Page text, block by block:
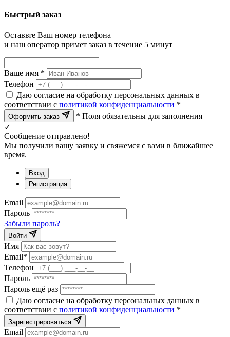
Быстрый заказ
Оставьте Ваш номер телефона
и наш оператор примет заказ в течение 5 минут
Ваше имя *
Телефон
Даю согласие на обработку персональных данных в
соответствии с политикой конфиденциальности *
Оформить заказ
* Поля обязательны для заполнения
✓
Сообщение отправлено!
Мы получили вашу заявку и свяжемся с вами в ближайшее
время.
Вход
Регистрация
Email
Пароль
Забыли пароль?
Войти
Имя
Email*
Телефон
Пароль
Пароль ещё раз
Даю согласие на обработку персональных данных в
соответствии с политикой конфиденциальности *
Зарегистрироваться
Email